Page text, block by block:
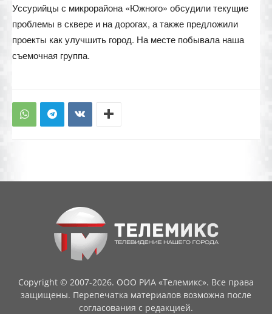
Уссурийцы с микрорайона «Южного» обсудили текущие
проблемы в сквере и на дорогах, а также предложили
проекты как улучшить город. На месте побывала наша
съемочная группа.
Copyright © 2007-2026. ООО РИА «Телемикс». Все права
защищены. Перепечатка материалов возможна после
согласования с редакцией.